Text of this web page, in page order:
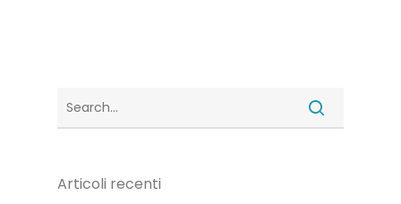
Articoli recenti